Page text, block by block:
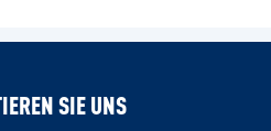
SIE UNS